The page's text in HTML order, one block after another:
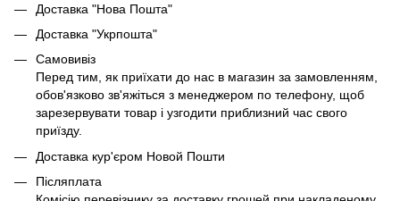
Доставка "Нова Пошта"
Доставка "Укрпошта"
Самовивіз
Перед тим, як приїхати до нас в магазин за замовленням,
обов'язково зв'яжіться з менеджером по телефону, щоб
зарезервувати товар і узгодити приблизний час свого
приїзду.
Доставка кур'єром Новой Пошти
Післяплата